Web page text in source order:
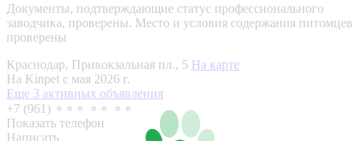
Документы, подтверждающие статус профессионального
заводчика, проверены. Место и условия содержания питомцев
проверены
Краснодар, Привокзальная пл., 5 На карте
На Kinpet c мая 2026 г.
Еще 3 активных объявления
+7 (961) ⚬⚬⚬ ⚬⚬ ⚬⚬
Показать телефон
Написать